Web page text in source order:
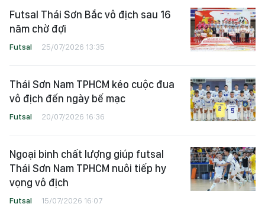
Futsal Thái Sơn Bắc vô địch sau 16
năm chờ đợi
Futsal 25/07/2026 13:35
Thái Sơn Nam TPHCM kéo cuộc đua
vô địch đến ngày bế mạc
Futsal 20/07/2026 16:36
Ngoại binh chất lượng giúp futsal
Thái Sơn Nam TPHCM nuôi tiếp hy
vọng vô địch
Futsal 15/07/2026 16:07